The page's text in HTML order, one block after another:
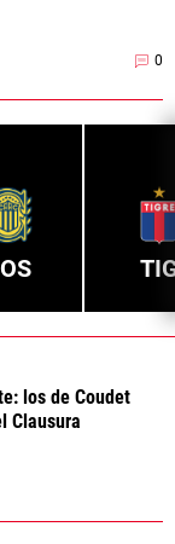
0
los de Coudet
Clausura